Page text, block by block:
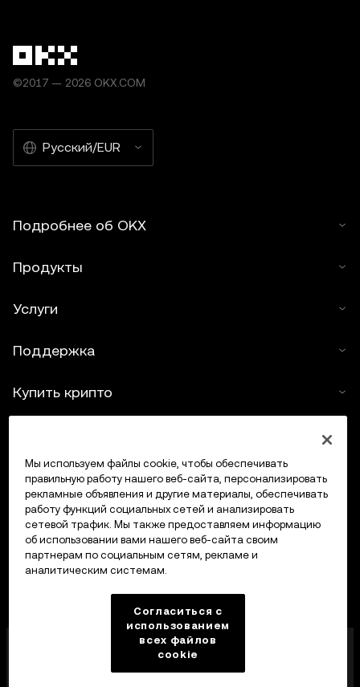
©2017 — 2026 OKX.COM
Русский/EUR
Подробнее об OKX
Продукты
Услуги
Поддержка
Купить крипто
Трейдинг
Компания OKX Europe Limited, работающая под
торговой маркой OKX, получила лицензию
поставщика услуг в сфере криптоактивов от MFSA
Мы используем файлы cookie, чтобы обеспечивать
правильную работу нашего веб-сайта, персонализировать
рекламные объявления и другие материалы, обеспечивать
работу функций социальных сетей и анализировать
сетевой трафик. Мы также предоставляем информацию
об использовании вами нашего веб-сайта своим
партнерам по социальным сетям, рекламе и
аналитическим системам.
Согласиться с
использованием
всех файлов
cookie